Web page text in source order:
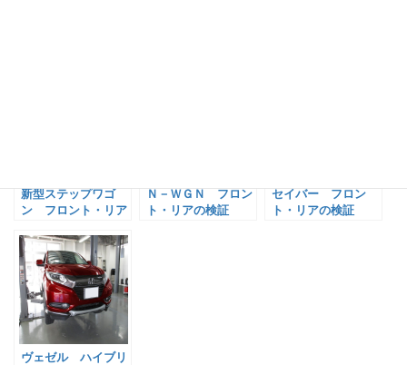
新型ステップワゴ
ン フロント・リア
Ｎ－ＷＧＮ フロン
ト・リアの検証
セイバー フロン
ト・リアの検証
ヴェゼル ハイブリ